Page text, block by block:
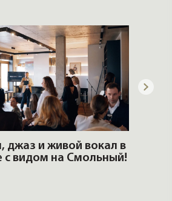
джаз и живой вокал в
с видом на Смольный!